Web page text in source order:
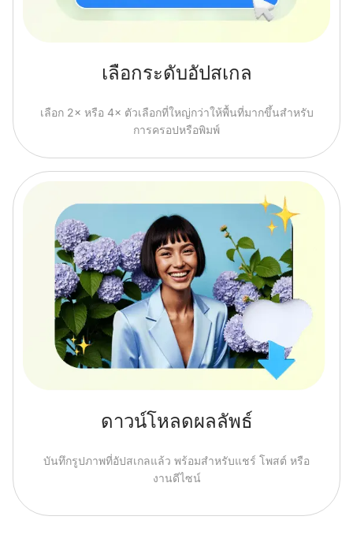
เลือกระดับอัปสเกล
เลือก 2× หรือ 4× ตัวเลือกที่ใหญ่กว่าให้พื้นที่มากขึ้นสำหรับ
การครอปหรือพิมพ์
ดาวน์โหลดผลลัพธ์
บันทึกรูปภาพที่อัปสเกลแล้ว พร้อมสำหรับแชร์ โพสต์ หรือ
งานดีไซน์